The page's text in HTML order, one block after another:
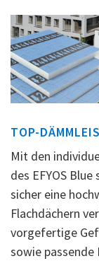
TOP-
Mit den
des EFYOS
sicher eine
Flachdächern
vorgefertige
sowie